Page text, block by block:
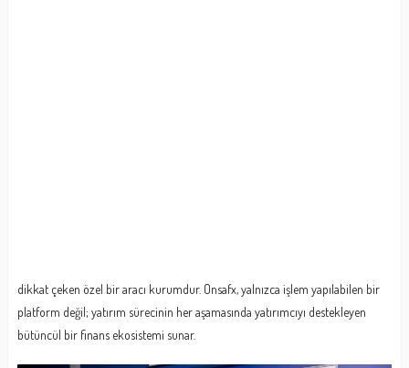
dikkat çeken özel bir aracı kurumdur. Onsafx, yalnızca işlem yapılabilen bir
platform değil; yatırım sürecinin her aşamasında yatırımcıyı destekleyen
bütüncül bir finans ekosistemi sunar.